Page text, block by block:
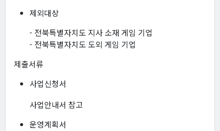
제외대상
- 전북특별자치도 지사 소재 게임 기업
- 전북특별자치도 도외 게임 기업
제출서류
사업신청서
사업안내서 참고
운영계획서